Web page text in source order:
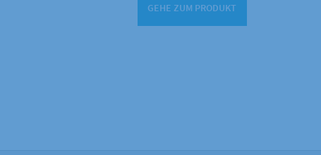
GEHE ZUM PRODUKT